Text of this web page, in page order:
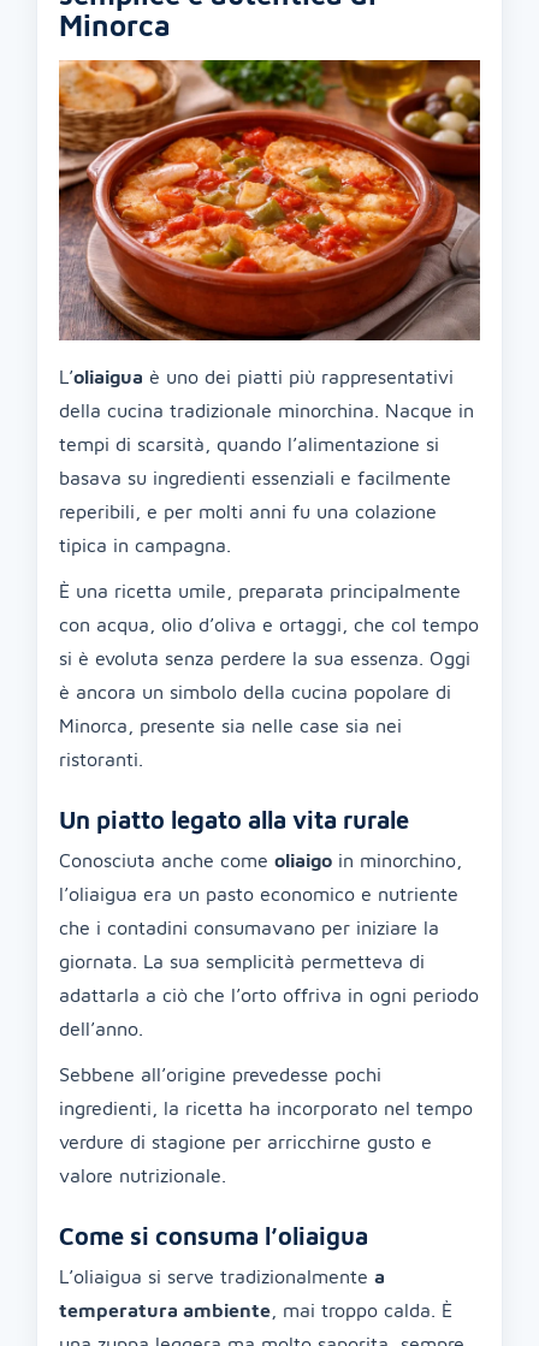
Minorca
L’oliaigua è uno dei piatti più rappresentativi
della cucina tradizionale minorchina. Nacque in
tempi di scarsità, quando l’alimentazione si
basava su ingredienti essenziali e facilmente
reperibili, e per molti anni fu una colazione
tipica in campagna.
È una ricetta umile, preparata principalmente
con acqua, olio d’oliva e ortaggi, che col tempo
si è evoluta senza perdere la sua essenza. Oggi
è ancora un simbolo della cucina popolare di
Minorca, presente sia nelle case sia nei
ristoranti.
Un piatto legato alla vita rurale
Conosciuta anche come oliaigo in minorchino,
l’oliaigua era un pasto economico e nutriente
che i contadini consumavano per iniziare la
giornata. La sua semplicità permetteva di
adattarla a ciò che l’orto offriva in ogni periodo
dell’anno.
Sebbene all’origine prevedesse pochi
ingredienti, la ricetta ha incorporato nel tempo
verdure di stagione per arricchirne gusto e
valore nutrizionale.
Come si consuma l’oliaigua
L’oliaigua si serve tradizionalmente a
temperatura ambiente , mai troppo calda. È